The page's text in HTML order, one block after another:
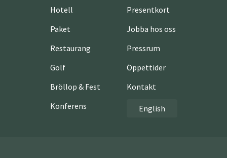
Hotell
Paket
Restaurang
Golf
Bröllop & Fest
Konferens
Presentkort
Jobba hos oss
Pressrum
Öppettider
Kontakt
English